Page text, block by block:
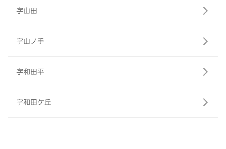
字山田
字山ノ手
字和田平
字和田ケ丘